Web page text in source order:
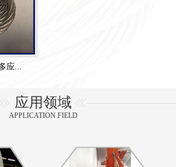
应...
应用领域
APPLICATION FIELD